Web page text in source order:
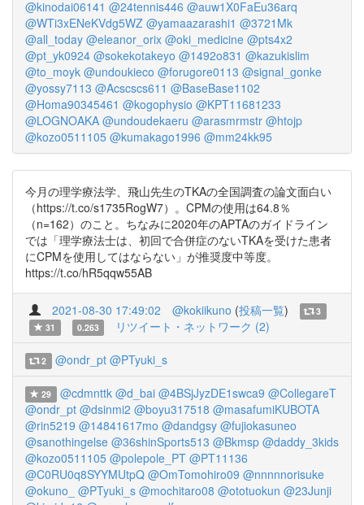
@kinodai06141 @24tennis446 @auw1X0FaEu36arq
@WTi3xENeKVdg5WZ @yamaazarashi1 @3721Mk
@all_today @eleanor_orix @oki_medicine @pts4x2
@pt_yk0924 @sokekotakeyo @1492o831 @kazukislim
@to_moyk @undoukieco @forugore0113 @signal_gonke
@yossy7113 @Acscscs611 @BaseBase1102
@Homa90345461 @kogophysio @KPT11681233
@LOGNOAKA @undoudekaeru @arasmrmstr @htojp
@kozo0511105 @kumakago1996 @mm24kk95
今月の理学療法学、飛山先生のTKAの全国調査の論文面白い
（https://t.co/s1735RogW7）。CPMの使用は64.8％
（n=162）のこと。ちなみに2020年のAPTAのガイドライン
では「理学療法士は、初回で合併症のないTKAを受けた患者
にCPMを使用してはならない」が推奨度中等度。
https://t.co/hR5qqw55AB
2021-08-30 17:49:02 @kokiikuno (投稿一覧)
3
31
0.263 リツイート・ネットワーク (2)
2 @ondr_pt @PTyuki_s
29 @cdmnttk @d_bai @4BSjJyzDE1swca9 @CollegareT
@ondr_pt @dsinmi2 @boyu317518 @masafumiKUBOTA
@rin5219 @14841617mo @dandgsy @fujiokasuneo
@sanothingelse @36shinSports513 @Bkmsp @daddy_3kids
@kozo0511105 @polepole_PT @PT11136
@C0RU0q8SYYMUtpQ @OmTomohiro09 @nnnnnorisuke
@okuno_
@PTyuki_s @mochitaro08 @ototuokun @23Junji